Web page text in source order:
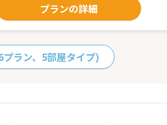
プランの詳細
プラン、5部屋タイプ)